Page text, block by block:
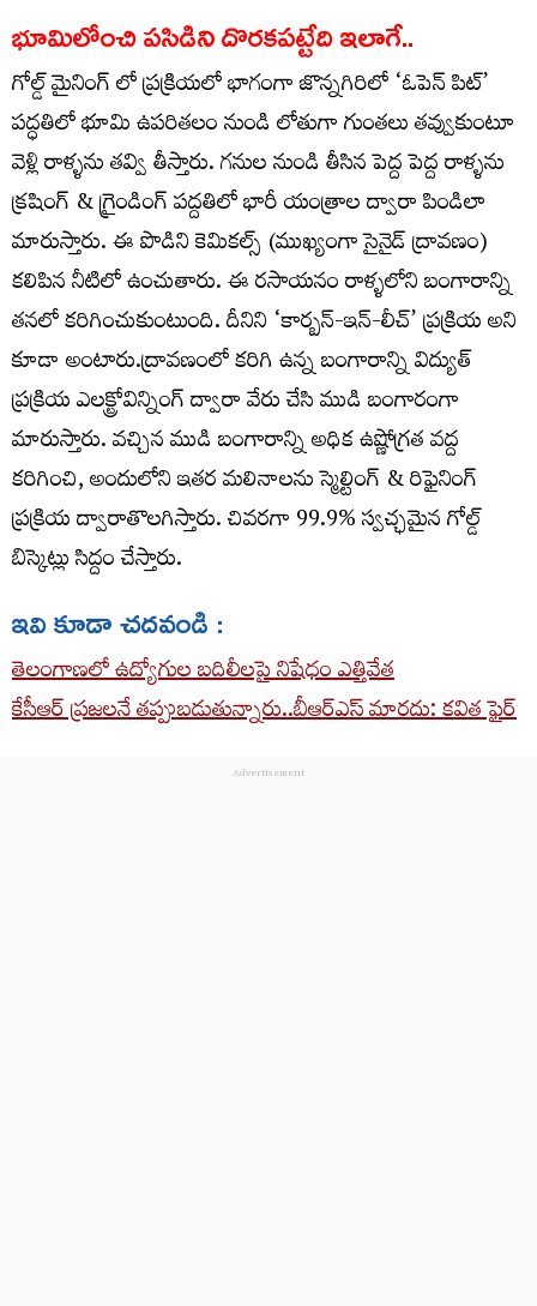
భూమిలోంచి పసిడిని దొరకపట్టేది ఇలాగే..
గోల్డ్ మైనింగ్ లో ప్రక్రియలో భాగంగా జొన్నగిరిలో ‘ఓపెన్ పిట్’
పద్ధతిలో భూమి ఉపరితలం నుండి లోతుగా గుంతలు తవ్వుకుంటూ
వెళ్లి రాళ్ళను తవ్వి తీస్తారు. గనుల నుండి తీసిన పెద్ద పెద్ద రాళ్ళను
క్రషింగ్ & గ్రైండింగ్ పద్దతిలో భారీ యంత్రాల ద్వారా పిండిలా
మారుస్తారు. ఈ పొడిని కెమికల్స్ (ముఖ్యంగా సైనైడ్ ద్రావణం)
కలిపిన నీటిలో ఉంచుతారు. ఈ రసాయనం రాళ్ళలోని బంగారాన్ని
తనలో కరిగించుకుంటుంది. దీనిని ‘కార్బన్-ఇన్-లీచ్’ ప్రక్రియ అని
కూడా అంటారు.ద్రావణంలో కరిగి ఉన్న బంగారాన్ని విద్యుత్
ప్రక్రియ ఎలక్ట్రోవిన్నింగ్ ద్వారా వేరు చేసి ముడి బంగారంగా
మారుస్తారు. వచ్చిన ముడి బంగారాన్ని అధిక ఉష్ణోగ్రత వద్ద
కరిగించి, అందులోని ఇతర మలినాలను స్మెల్టింగ్ & రిఫైనింగ్
ప్రక్రియ ద్వారాతొలగిస్తారు. చివరగా 99.9% స్వచ్ఛమైన గోల్డ్
బిస్కెట్లు సిద్దం చేస్తారు.
ఇవి కూడా చదవండి :
తెలంగాణలో ఉద్యోగుల బదిలీలపై నిషేధం ఎత్తివేత
కేసీఆర్ ప్రజలనే తప్పుబడుతున్నారు..బీఆర్ఎస్ మారదు: కవిత ఫైర్